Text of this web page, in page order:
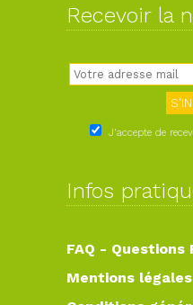
Recevoir la
J'accepte de
Infos
FAQ - Questions
Mentions